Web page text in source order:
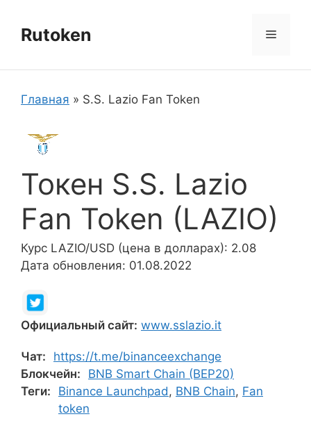
содержимому
Rutoken Меню
Главная » S.S. Lazio Fan Token
Токен S.S. Lazio
Fan Token (LAZIO)
Курс LAZIO/USD (цена в долларах): 2.08
Дата обновления: 01.08.2022
Официальный сайт: www.sslazio.it
Чат:
https://t.me/binanceexchange
Блокчейн:
BNB Smart Chain (BEP20)
Теги:
Binance Launchpad, BNB Chain, Fan
token